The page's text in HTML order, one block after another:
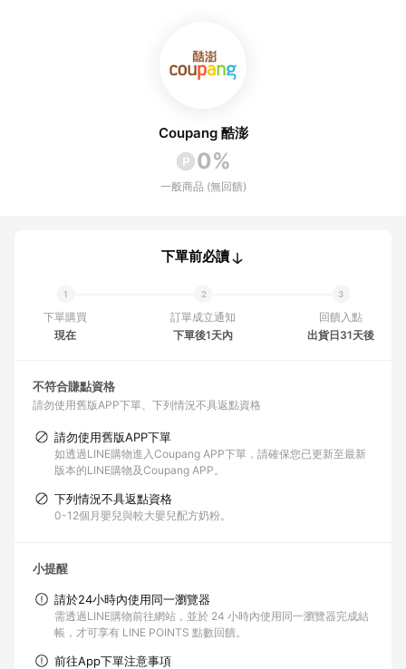
Coupang 酷澎
0%
一般商品 (無回饋)
下單前必讀
下單購買
現在
訂單成立通知
下單後1天內
回饋入點
出貨日31天後
不符合賺點資格
請勿使用舊版APP下單 下列情況不具返點資格
請勿使用舊版APP下單
如透過LINE購物進入Coupang APP下單，請確保您已更新至最新
版本的LINE購物及Coupang APP。
下列情況不具返點資格
0-12個月嬰兒與較大嬰兒配方奶粉。
小提醒
請於24小時內使用同一瀏覽器
需透過LINE購物前往網站，並於 24 小時內使用同一瀏覽器完成結
帳，才可享有 LINE POINTS 點數回饋。
前往App下單注意事項